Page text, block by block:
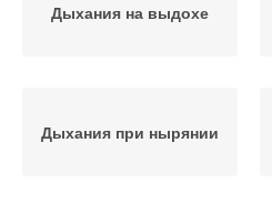
Дыхания на выдохе
Дыхания при нырянии